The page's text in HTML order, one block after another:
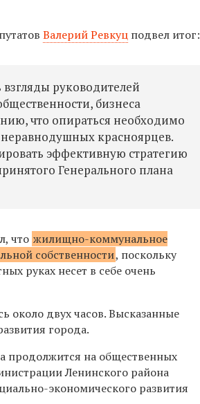
Валерий Ревкуц подвел итог:
руководителей
бизнеса
что опираться необходимо
красноярцев.
эффективную стратегию
Генерального плана
что жилищно-коммунальное
собственности, поскольку
руках несет в себе очень
около двух часов. Высказанные
города.
продолжится на общественных
Ленинского района
экономического развития